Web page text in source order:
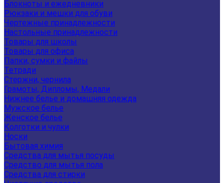
Блокноты и ежедневники
Рюкзаки и мешки для обуви
Чертежные принадлежности
Настольные принадлежности
Товары для школы
Товары для офиса
Папки, сумки и файлы
Тетради
Стержни, чернила
Грамоты, Дипломы, Медали
Нижнее белье и домашняя одежда
Мужское белье
Женское белье
Колготки и чулки
Носки
Бытовая химия
Средства для мытья посуды
Средство для мытья пола
Средства для стирки